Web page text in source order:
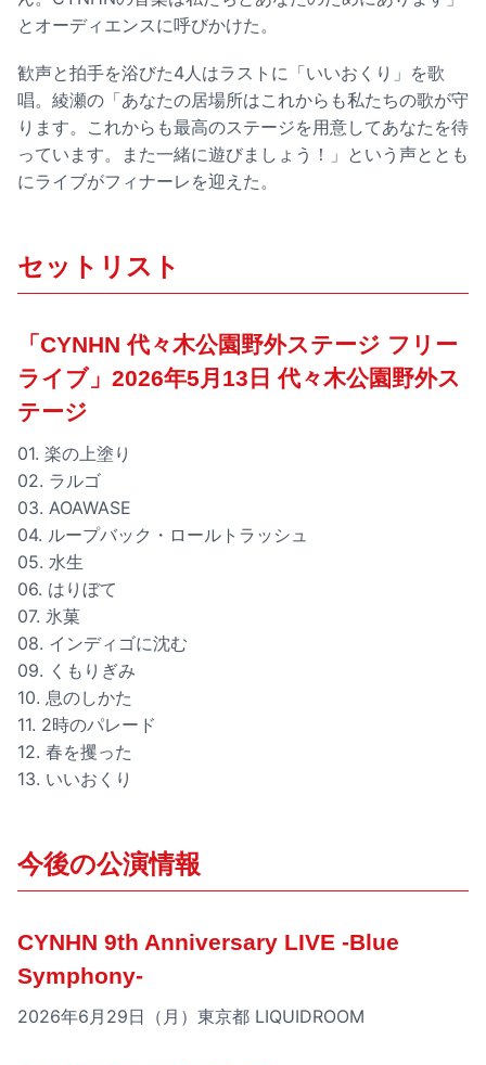
とオーディエンスに呼びかけた。
歓声と拍手を浴びた4人はラストに「いいおくり」を歌
唱。綾瀬の「あなたの居場所はこれからも私たちの歌が守
ります。これからも最高のステージを用意してあなたを待
っています。また一緒に遊びましょう！」という声ととも
にライブがフィナーレを迎えた。
セットリスト
「CYNHN 代々木公園野外ステージ フリー
ライブ」2026年5月13日 代々木公園野外ス
テージ
01. 楽の上塗り
02. ラルゴ
03. AOAWASE
04. ループバック・ロールトラッシュ
05. 水生
06. はりぼて
07. 氷菓
08. インディゴに沈む
09. くもりぎみ
10. 息のしかた
11. 2時のパレード
12. 春を攫った
13. いいおくり
今後の公演情報
CYNHN 9th Anniversary LIVE -Blue
Symphony-
2026年6月29日（月）東京都 LIQUIDROOM